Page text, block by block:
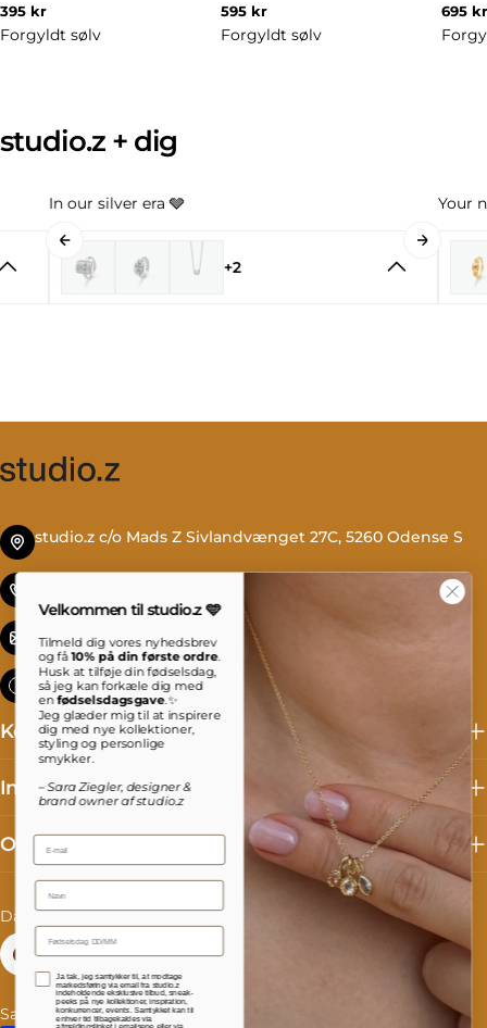
Normal
pris
395 kr
Forgyldt sølv
Normal
pris
595 kr
Forgyldt sølv
pris
695
studio.z + dig
In our silver era 🩶
+2
Your
studio.z c/o Mads Z Sivlandvænget 27C, 5260 Odense S
info@studioz.dk
Mandag til torsdag: 8 - 16 Fredag: 8 - 15:30
Kollektioner
Information
Om studio.z
S
p
Dansk
L
a
n
Danmark (DKK kr.)
Salgs- og leveringsbetingelser
Velkommen til studio.z 🩵
Tilmeld dig vores nyhedsbrev
og få10% på din første ordre.
Husk at tilføje din fødselsdag,
så jeg kan forkæle dig med
enfødselsdagsgave.✨
Jeg glæder mig til at inspirere
dig med nye kollektioner,
styling og personlige
smykker.
– Sara Ziegler, designer &
brand owner af studio.z
Email
Name
Accepterer persondatapolitik
Ja tak, jeg samtykker til, at modtage
markedsføring via email fra studio.z
indeholdende eksklusive tilbud, sneak-
peeks på nye kollektioner, inspiration,
konkurrencer, events. Samtykket kan til
enhver tid tilbagekaldes via